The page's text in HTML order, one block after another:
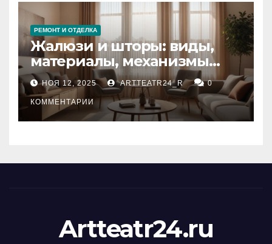
РЕМОНТ И ОТДЕЛКА
Жалюзи и шторы: виды,
материалы, механизмы
управления и уход
НОЯ 12, 2025 ARTTEATR24_R 0
КОММЕНТАРИИ
Artteatr24.ru